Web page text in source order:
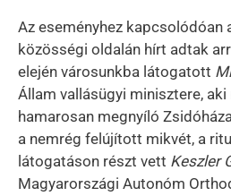
Az eseményhez kapcsolódóan
közösségi oldalán hírt adtak
elején városunkba látogatott
Állam vallásügyi minisztere,
hamarosan megnyíló
a nemrég felújított mikvét, a
látogatáson részt vett Keszler
Magyarországi Autonóm